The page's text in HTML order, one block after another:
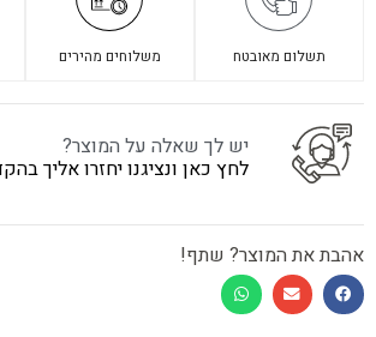
תשלום מאובטח משלוחים מהירים
יש לך שאלה על המוצר?
לחץ כאן ונציגנו יחזרו אליך
אהבת את המוצר? שתף!